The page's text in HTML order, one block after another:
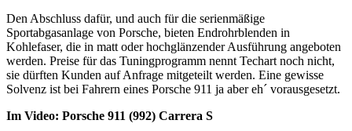
Den Abschluss dafür, und auch für die serienmäßige
Sportabgasanlage von Porsche, bieten Endrohrblenden in
Kohlefaser, die in matt oder hochglänzender Ausführung angeboten
werden. Preise für das Tuningprogramm nennt Techart noch nicht,
sie dürften Kunden auf Anfrage mitgeteilt werden. Eine gewisse
Solvenz ist bei Fahrern eines Porsche 911 ja aber eh´ vorausgesetzt.
Im Video: Porsche 911 (992) Carrera S